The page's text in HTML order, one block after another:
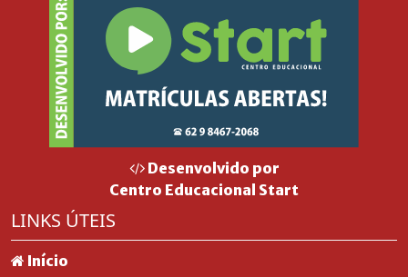
Desenvolvido por
Centro Educacional Start
LINKS ÚTEIS
Início